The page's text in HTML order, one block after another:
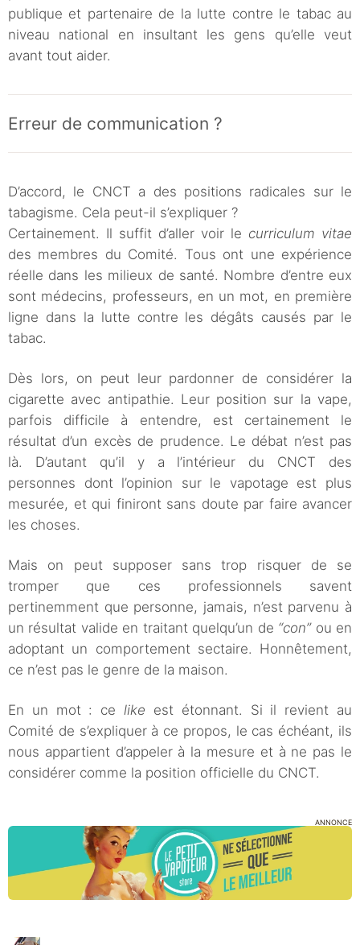
publique et partenaire de la lutte contre le tabac au
niveau national en insultant les gens qu’elle veut
avant tout aider.
Erreur de communication ?
D’accord, le CNCT a des positions radicales sur le
tabagisme. Cela peut-il s’expliquer ?
Certainement. Il suffit d’aller voir le curriculum vitae
des membres du Comité. Tous ont une expérience
réelle dans les milieux de santé. Nombre d’entre eux
sont médecins, professeurs, en un mot, en première
ligne dans la lutte contre les dégâts causés par le
tabac.
Dès lors, on peut leur pardonner de considérer la
cigarette avec antipathie. Leur position sur la vape,
parfois difficile à entendre, est certainement le
résultat d’un excès de prudence. Le débat n’est pas
là. D’autant qu’il y a l’intérieur du CNCT des
personnes dont l’opinion sur le vapotage est plus
mesurée, et qui finiront sans doute par faire avancer
les choses.
Mais on peut supposer sans trop risquer de se
tromper que ces professionnels savent
pertinemment que personne, jamais, n’est parvenu à
un résultat valide en traitant quelqu’un de “con”ou en
adoptant un comportement sectaire. Honnêtement,
ce n’est pas le genre de la maison.
En un mot : celike est étonnant. Si il revient au
Comité de s’expliquer à ce propos, le cas échéant, ils
nous appartient d’appeler à la mesure et à ne pas le
considérer comme la position officielle du CNCT.
ANNONCE